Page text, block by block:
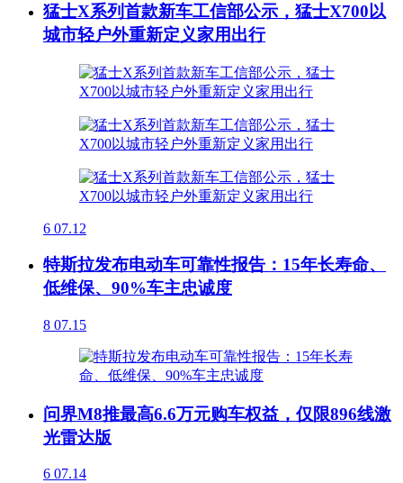
猛士X系列首款新车工信部公示，猛士X700以
城市轻户外重新定义家用出行
6 07.12
特斯拉发布电动车可靠性报告：15年长寿命、
低维保、90%车主忠诚度
8 07.15
问界M8推最高6.6万元购车权益，仅限896线激
光雷达版
6 07.14